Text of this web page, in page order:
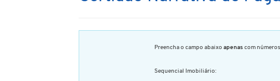
Preencha o campo abaixo apenascom
Sequencial Imobiliário: